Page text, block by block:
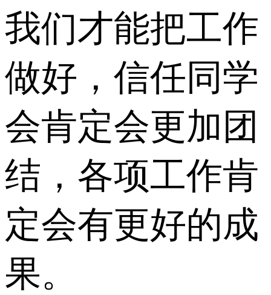
我们才能把工作
做好，信任同学
会肯定会更加团
结，各项工作肯
定会有更好的成
果。